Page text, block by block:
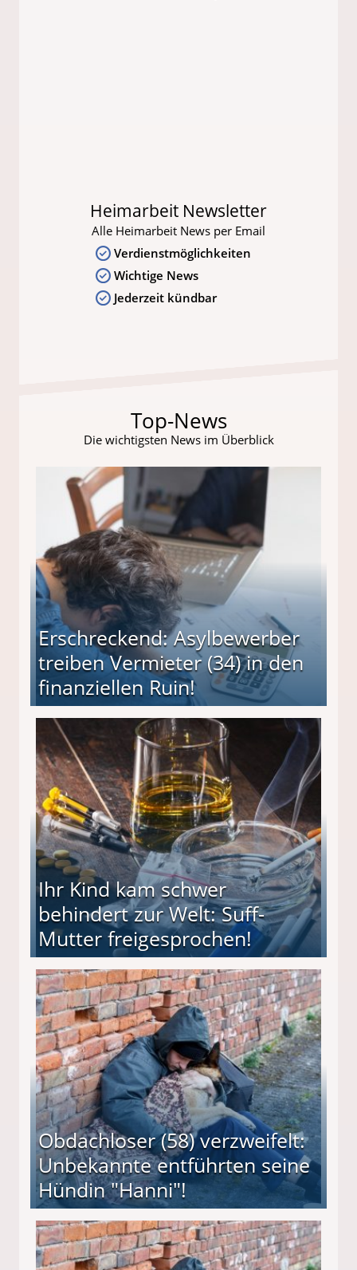
Heimarbeit Newsletter
Alle Heimarbeit News per Email
Verdienstmöglichkeiten
Wichtige News
Jederzeit kündbar
Top-News
Die wichtigsten News im Überblick
Erschreckend: Asylbewerber
treiben Vermieter (34) in den
finanziellen Ruin!
(34) in den finanziellen Ruin!
Ihr Kind kam schwer
behindert zur Welt: Suff-
Mutter freigesprochen!
Mutter freigesprochen!
Obdachloser (58) verzweifelt:
Unbekannte entführten seine
Hündin "Hanni"!
entführten seine Hündin "Hanni"!